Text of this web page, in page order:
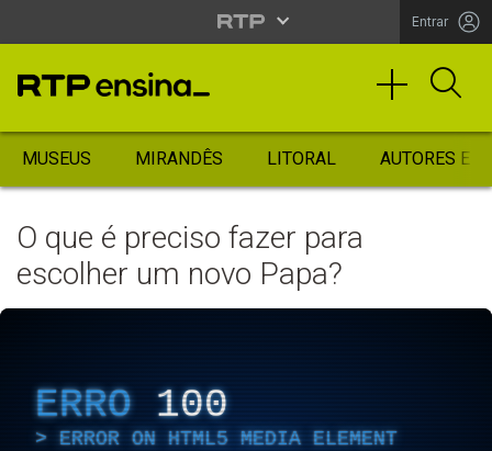
Entrar
MUSEUS MIRANDÊS LITORAL AUTORES
O que é preciso fazer para
escolher um novo Papa?
ERRO 100
ERROR ON HTML5 MEDIA ELEMENT